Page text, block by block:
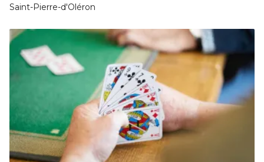
Saint-Pierre-d'Oléron